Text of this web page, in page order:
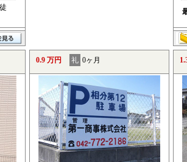
0.9 万円 礼 0ヶ月